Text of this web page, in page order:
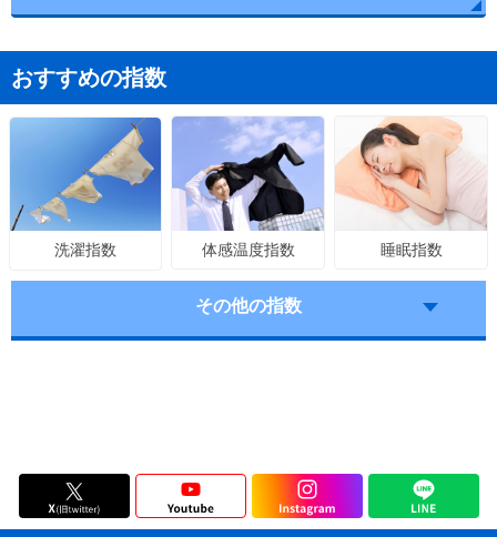
おすすめの指数
洗濯指数 体感温度指数 睡眠指数
その他の指数